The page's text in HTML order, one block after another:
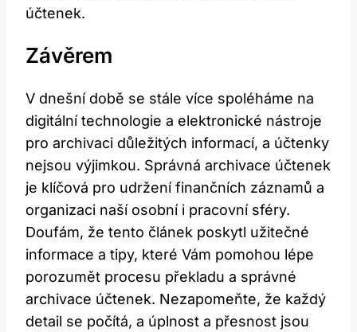
účtenek.
Závěrem
V dnešní ‌době se stále ​více spoléháme na
⁤digitální technologie a elektronické nástroje
pro archivaci důležitých informací, a účtenky
nejsou výjimkou. ​Správná​ archivace účtenek
je ‌klíčová pro udržení finančních záznamů a
organizaci naší osobní i pracovní sféry.
Doufám, ‍že tento článek poskytl užitečné
informace a tipy,‌ které Vám pomohou lépe
porozumět procesu překladu a⁢ správné‌
archivace účtenek. ⁢Nezapomeňte, že každý
detail ‍se počítá, a úplnost⁢ a přesnost jsou